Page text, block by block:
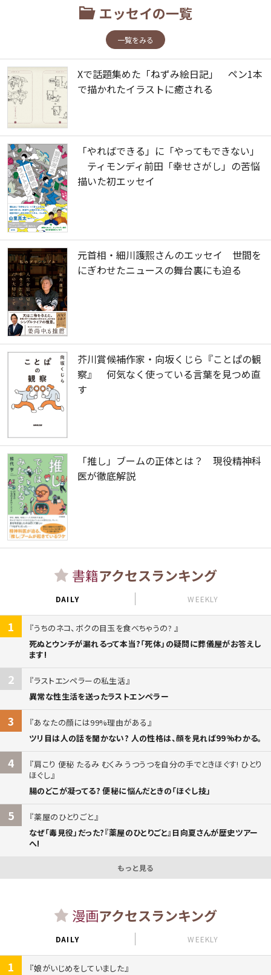
エッセイの一覧
一覧をみる
Xで話題集めた「ねずみ絵日記」 ペン1本
で描かれたイラストに癒される
「やればできる」に「やってもできない」
ティモンディ前田「幸せさがし」の苦悩
描いた初エッセイ
元首相・細川護熙さんのエッセイ 世間を
にぎわせたニュースの舞台裏にも迫る
芥川賞候補作家・向坂くじら『ことぱの観
察』 何気なく使っている言葉を見つめ直
す
「推し」ブームの正体とは？ 現役精神科
医が徹底解説
書籍アクセスランキング
DAILY WEEKLY
1
うちのネコ、ボクの目玉を食べちゃうの?
死ぬとウンチが漏れるって本当?「死体」の疑問に葬儀屋がお答えし
ます!
2
ラストエンペラーの私生活
異常な性生活を送ったラストエンペラー
3
あなたの顔には99%理由がある
ツリ目は人の話を聞かない? 人の性格は、顔を見れば99%わかる。
4
肩こり 便秘 たるみ むくみ うつうつを自分の手でときほぐす! ひとり
ほぐし
腸のどこが凝ってる? 便秘に悩んだときの「ほぐし技」
5
薬屋のひとりごと
なぜ「毒見役」だった?『薬屋のひとりごと』日向夏さんが歴史ツアー
へ!
もっと見る
漫画アクセスランキング
DAILY WEEKLY
1
娘がいじめをしていました